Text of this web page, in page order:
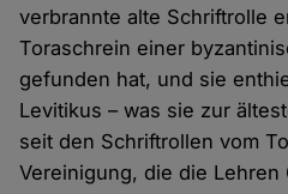
verbrannte alte Schriftrolle
Toraschrein einer
gefunden hat, und sie
Levitikus – was sie zur
seit den Schriftrollen vom
Vereinigung, die die Lehren